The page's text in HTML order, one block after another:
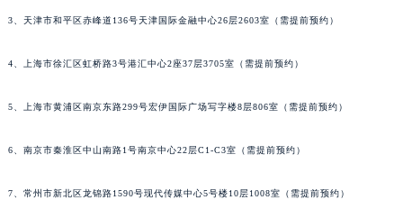
3、天津市和平区赤峰道136号天津国际金融中心26层2603室（需提前预约）
4、上海市徐汇区虹桥路3号港汇中心2座37层3705室（需提前预约）
5、上海市黄浦区南京东路299号宏伊国际广场写字楼8层806室（需提前预约）
6、南京市秦淮区中山南路1号南京中心22层C1-C3室（需提前预约）
7、常州市新北区龙锦路1590号现代传媒中心5号楼10层1008室（需提前预约）